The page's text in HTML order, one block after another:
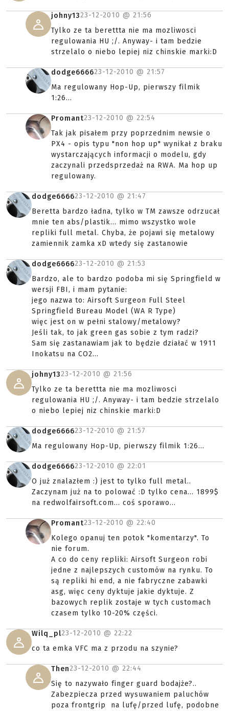
johny1323-12-2010 @ 21:56
Tylko ze ta berettta nie ma mozliwosci
regulowania HU ;/. Anyway- i tam bedzie
strzelalo o niebo lepiej niz chinskie marki:D
dodge666623-12-2010 @ 21:57
Ma regulowany Hop-Up, pierwszy filmik
1:26...
Promant23-12-2010 @ 22:54
Tak jak pisałem przy poprzednim newsie o
PX4 - opis typu "non hop up" wynikał z braku
wystarczających informacji o modelu, gdy
zaczynali przedsprzedaż na RWA. Ma hop up
regulowany.
dodge666623-12-2010 @ 21:47
Beretta bardzo ładna, tylko w TM zawsze odrzucał
mnie ten abs/plastik... mimo wszystko wole
repliki full metal. Chyba, że pojawi się metalowy
zamiennik zamka xD wtedy się zastanowie
dodge666623-12-2010 @ 21:53
Bardzo, ale to bardzo podoba mi się Springfield w
wersji FBI, i mam pytanie:
jego nazwa to: Airsoft Surgeon Full Steel
Springfield Bureau Model (WA R Type)
więc jest on w pełni stalowy/metalowy?
Jeśli tak, to jak green gas sobie z tym radzi?
Sam się zastanawiam jak to będzie działać w 1911
Inokatsu na CO2...
johny1323-12-2010 @ 21:56
Tylko ze ta berettta nie ma mozliwosci
regulowania HU ;/. Anyway- i tam bedzie strzelalo
o niebo lepiej niz chinskie marki:D
dodge666623-12-2010 @ 21:57
Ma regulowany Hop-Up, pierwszy filmik 1:26...
dodge666623-12-2010 @ 22:01
O już znalazłem :) jest to tylko full metal..
Zaczynam już na to polować :D tylko cena... 1899$
na redwolfairsoft.com... coś sporawo...
Promant23-12-2010 @ 22:40
Kolego opanuj ten potok "komentarzy". To
nie forum.
A co do ceny repliki: Airsoft Surgeon robi
jedne z najlepszych customów na rynku. To
są repliki hi end, a nie fabryczne zabawki
asg, więc ceny dyktuje jakie dyktuje. Z
bazowych replik zostaje w tych customach
czasem tylko 10-20% części.
Wilq_pl23-12-2010 @ 22:22
co ta emka VFC ma z przodu na szynie?
Then23-12-2010 @ 22:44
Się to nazywało finger guard bodajże?..
Zabezpiecza przed wysuwaniem paluchów
poza frontgrip na lufę/przed lufę, podobne